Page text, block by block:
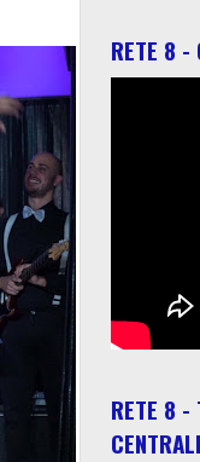
RETE 8 -
RETE 8 -